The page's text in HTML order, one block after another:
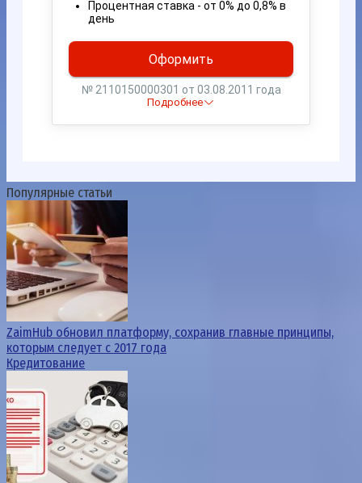
Популярные статьи
ZaimHub обновил платформу, сохранив главные принципы,
которым следует с 2017 года
Кредитование